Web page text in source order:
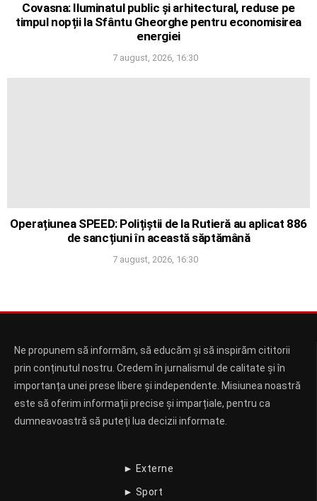
Covasna: Iluminatul public și arhitectural, reduse pe
timpul nopții la Sfântu Gheorghe pentru economisirea
energiei
7 august, 2026, 16:30
Operațiunea SPEED: Polițiștii de la Rutieră au aplicat 886
de sancțiuni în această săptămână
7 august, 2026, 16:30
Ne propunem să informăm, să educăm și să inspirăm cititorii
prin conținutul nostru. Credem în jurnalismul de calitate și în
importanța unei prese libere și independente. Misiunea noastră
este să oferim informații precise și imparțiale, pentru ca
dumneavoastră să puteți lua decizii informate.
► Externe
► Sport